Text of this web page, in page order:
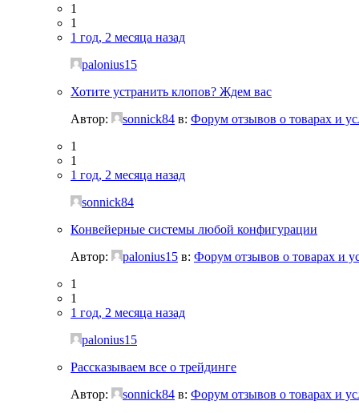
1
1
1 год, 2 месяца назад
palonius15
Хотите устранить клопов? Ждем вас
Автор:
sonnick84 в: Форум отзывов о товарах и
1
1
1 год, 2 месяца назад
sonnick84
Конвейерные системы любой конфигурации
Автор:
palonius15 в: Форум отзывов о товарах и
1
1
1 год, 2 месяца назад
palonius15
Рассказываем все о трейдинге
Автор:
sonnick84 в: Форум отзывов о товарах и